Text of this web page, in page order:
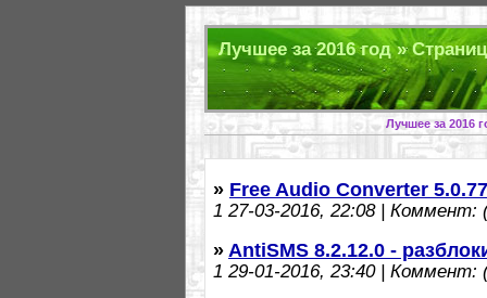
Лучшее за 2016 год »
Лучшее за 2016
» Free Audio Converter
1 27-03-2016, 22:08 | Коммент:
» AntiSMS 8.2.12.0 -
1 29-01-2016, 23:40 | Коммент: